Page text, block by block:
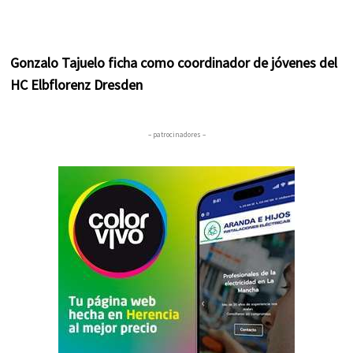
Gonzalo Tajuelo ficha como coordinador de jóvenes del
HC Elbflorenz Dresden
– patrocinadores –